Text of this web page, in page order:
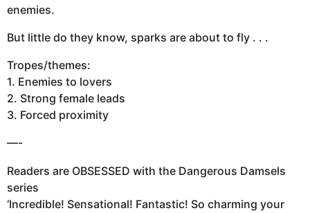
enemies.
But little do they know, sparks are about to fly . . .
Tropes/themes:
1. Enemies to lovers
2. Strong female leads
3. Forced proximity
—-
Readers are OBSESSED with the Dangerous Damsels
series
‘Incredible! Sensational! Fantastic! So charming your